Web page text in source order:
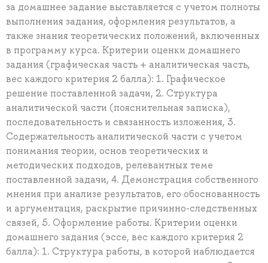
за домашнее задание выставляется с учетом полноты
выполнения задания, оформления результатов, а
также знания теоретических положений, включенных
в программу курса. Критерии оценки домашнего
задания (графическая часть + аналитическая часть,
вес каждого критерия 2 балла): 1. Графическое
решение поставленной задачи, 2. Структура
аналитической части (пояснительная записка),
последовательность и связанность изложения, 3.
Содержательность аналитической части с учетом
понимания теории, основ теоретических и
методических подходов, релевантных теме
поставленной задачи, 4. Демонстрация собственного
мнения при анализе результатов, его обоснованность
и аргументация, раскрытие причинно-следственных
связей, 5. Оформление работы. Критерии оценки
домашнего задания (эссе, вес каждого критерия 2
балла): 1. Структура работы, в которой наблюдается